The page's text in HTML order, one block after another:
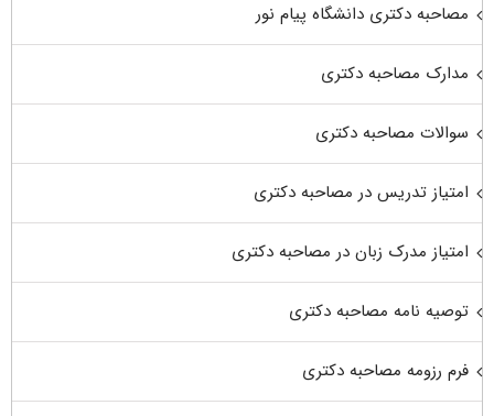
مصاحبه دکتری دانشگاه پیام نور
مدارک مصاحبه دکتری
سوالات مصاحبه دکتری
امتیاز تدریس در مصاحبه دکتری
امتیاز مدرک زبان در مصاحبه دکتری
توصیه نامه مصاحبه دکتری
فرم رزومه مصاحبه دکتری